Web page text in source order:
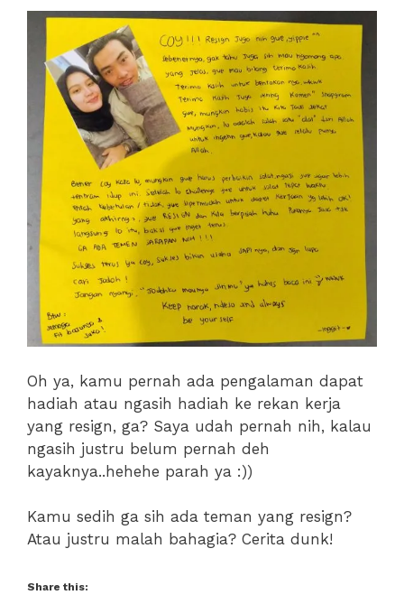
Oh ya, kamu pernah ada pengalaman dapat
hadiah atau ngasih hadiah ke rekan kerja
yang resign, ga? Saya udah pernah nih, kalau
ngasih justru belum pernah deh
kayaknya..hehehe parah ya :))
Kamu sedih ga sih ada teman yang resign?
Atau justru malah bahagia? Cerita dunk!
Share this: